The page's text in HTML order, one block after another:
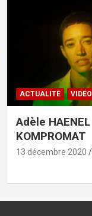
ACTUALITÉ
Adèle
KOMPROMAT
13 décembre 2020